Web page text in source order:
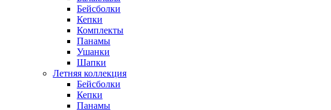
Бейсболки
Кепки
Комплекты
Панамы
Ушанки
Шапки
Летняя коллекция
Бейсболки
Кепки
Панамы